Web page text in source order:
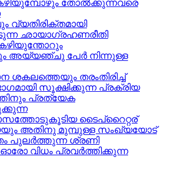
തോല്‍ക്കുന്നവരെ
വ്യതിരിക്തമായി
ഛായാഗ്രഹണരീതി
അയ്യഞ്ചു പേര്‍ നിന്നുള്ള
ശകലത്തെയും തരംതിരിച്ച്‌
സൂക്ഷിക്കുന്ന പ്രക്രിയ
പ്രത്യേക
ടൈപ്‌റൈറ്റര്
അതിനു മുമ്പുള്ള സംഖ്യയോട്‌
പുലര്‍ത്തുന്ന ശ്രണി
വിധം പ്രവര്‍ത്തിക്കുന്ന